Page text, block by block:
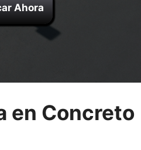
Ahora
en Concreto